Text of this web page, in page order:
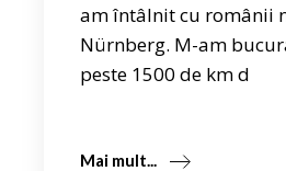
am întâlnit cu românii
Nürnberg. M-am
peste 1500 de km d
Mai mult...